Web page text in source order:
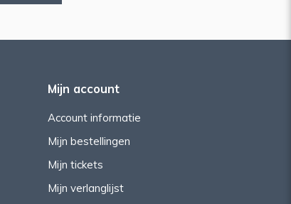
Mijn account
Account informatie
Mijn bestellingen
Mijn tickets
Mijn verlanglijst